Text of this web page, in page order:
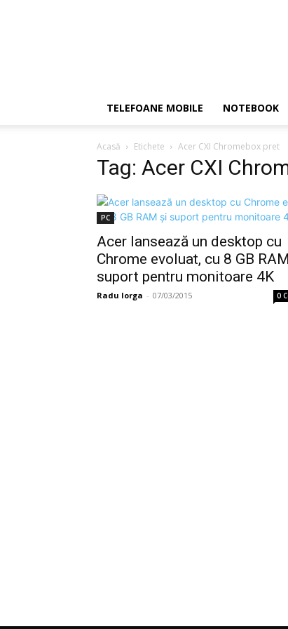
TELEFOANE MOBILE NOTEBOOK
Acasă Etichete Acer CXI Chromebox pret
Tag: Acer CXI
PC
Acer lansează un desktop cu
Chrome evoluat, cu 8 GB
suport pentru monitoare 4K
Radu Iorga - 07/03/2015 0